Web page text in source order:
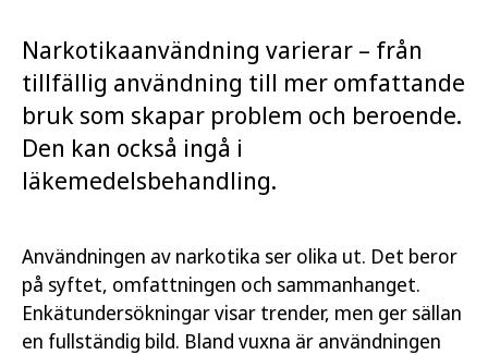
Narkotikaanvändning varierar – från
tillfällig användning till mer omfattande
bruk som skapar problem och beroende.
Den kan också ingå i
läkemedelsbehandling.
Användningen av narkotika ser olika ut. Det beror
på syftet, omfattningen och sammanhanget.
Enkätundersökningar visar trender, men ger sällan
en fullständig bild. Bland vuxna är användningen